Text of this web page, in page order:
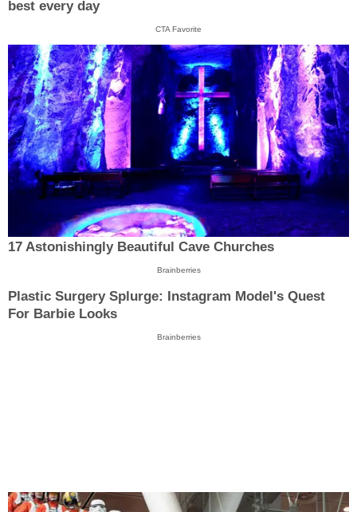
best every day
CTA Favorite
17 Astonishingly Beautiful Cave Churches
Brainberries
Plastic Surgery Splurge: Instagram Model's Quest
For Barbie Looks
Brainberries